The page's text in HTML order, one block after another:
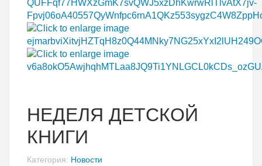
НЕДЕЛЯ ДЕТСКОЙ
КНИГИ
Категория: Новости